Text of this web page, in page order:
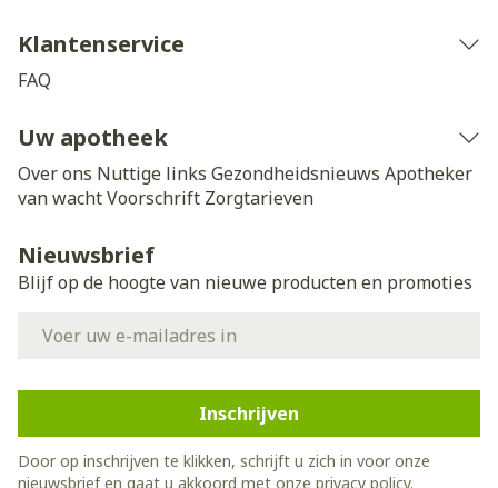
Klantenservice
FAQ
Uw apotheek
Over ons Nuttige links Gezondheidsnieuws Apotheker
van wachtVoorschrift Zorgtarieven
Nieuwsbrief
Blijf op de hoogte van nieuwe producten en promoties
Inschrijven
Door op inschrijven te klikken, schrijft u zich in voor onze
nieuwsbrief en gaat u akkoord met onze privacy policy.